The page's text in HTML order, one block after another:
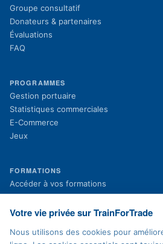
Groupe consultatif
Donateurs & partenaires
Évaluations
FAQ
PROGRAMMES
Gestion portuaire
Statistiques commerciales
E-Commerce
Jeux
FORMATIONS
Accéder à vos formations
Inscription aux formations(s'ouvre dans
Projets en cours
Actualités
Votre vie privée sur TrainForTrade
Nous utilisons des cookies pour